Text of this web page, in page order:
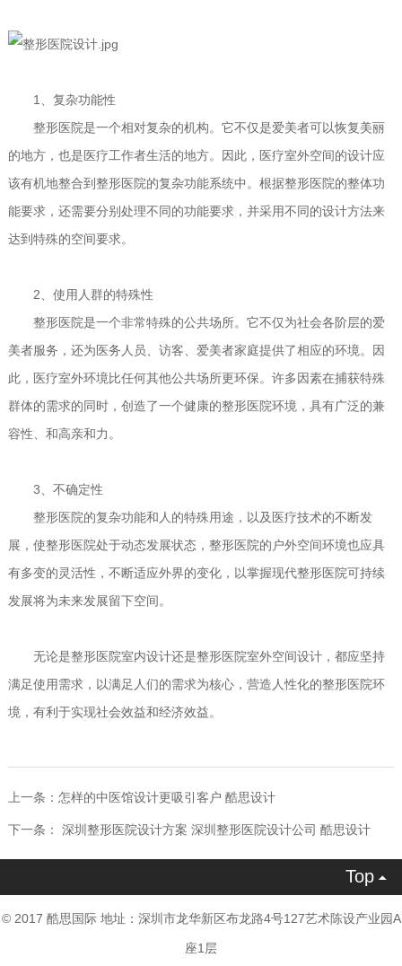
1、复杂功能性
整形医院是一个相对复杂的机构。它不仅是爱美者可以恢复美丽
的地方，也是医疗工作者生活的地方。因此，医疗室外空间的设计应
该有机地整合到整形医院的复杂功能系统中。根据整形医院的整体功
能要求，还需要分别处理不同的功能要求，并采用不同的设计方法来
达到特殊的空间要求。
2、使用人群的特殊性
整形医院是一个非常特殊的公共场所。它不仅为社会各阶层的爱
美者服务，还为医务人员、访客、爱美者家庭提供了相应的环境。因
此，医疗室外环境比任何其他公共场所更环保。许多因素在捕获特殊
群体的需求的同时，创造了一个健康的整形医院环境，具有广泛的兼
容性、和高亲和力。
3、不确定性
整形医院的复杂功能和人的特殊用途，以及医疗技术的不断发
展，使整形医院处于动态发展状态，整形医院的户外空间环境也应具
有多变的灵活性，不断适应外界的变化，以掌握现代整形医院可持续
发展将为未来发展留下空间。
无论是整形医院室内设计还是整形医院室外空间设计，都应坚持
满足使用需求，以满足人们的需求为核心，营造人性化的整形医院环
境，有利于实现社会效益和经济效益。
上一条： 怎样的中医馆设计更吸引客户 酷思设计
下一条： 深圳整形医院设计方案 深圳整形医院设计公司 酷思设计
Top
© 2017 酷思国际 地址：深圳市龙华新区布龙路4号127艺术陈设产业园A
座1层